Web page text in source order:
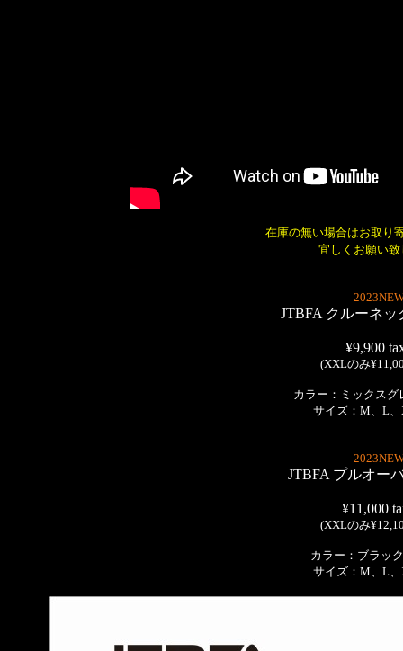
在庫の無い場合はお取り
宜しくお願い致
JTBFA クルーネ
¥9,900
(XXLのみ
カラー：ミックスグ
サイズ：M、L
JTBFA プルオー
¥11,000
(XXLのみ
カラー：ブラッ
サイズ：M、L